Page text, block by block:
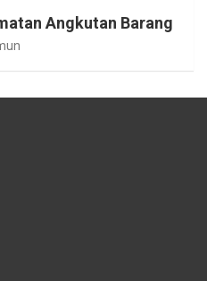
Angkutan Barang